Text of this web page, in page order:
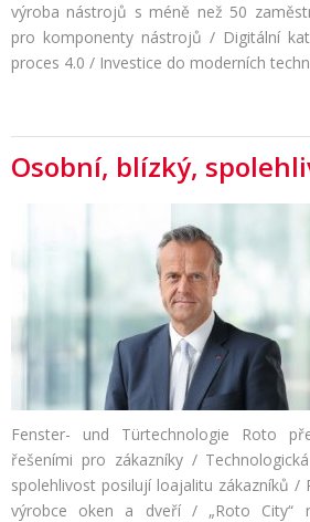
výroba nástrojů s méně než 50
pro komponenty nástrojů / Digitální
proces 4.0 / Investice do moderních
Osobní, blízký,
Fenster- und Türtechnologie Roto
řešeními pro zákazníky /
spolehlivost posilují loajalitu zákazníků /
výrobce oken a dveří / „Roto City“